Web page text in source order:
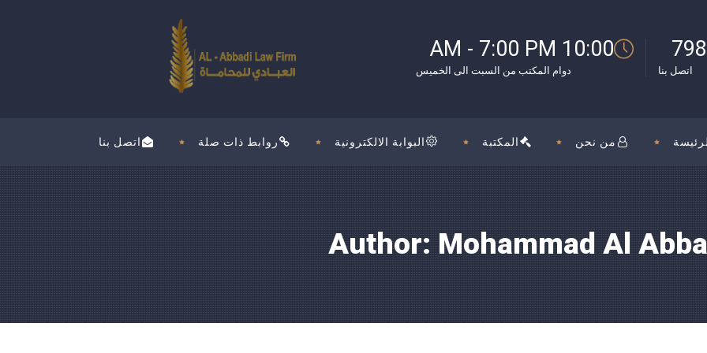
10:00 AM - 7:00 PM
دوام المكتب من السبت الى الخميس اتصل بنا
اتصل بنا روابط ذات صلة البوابة الالكترونية المكتبة من نحن
Author: Mohammad Al